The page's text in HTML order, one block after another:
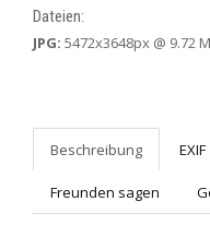
Dateien:
JPG: 5472x3648px @ 9.72
Beschreibung EXIF
Freunden sagen